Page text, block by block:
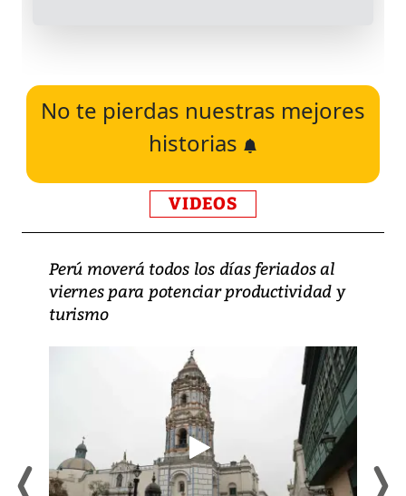
No te pierdas nuestras mejores
historias
VIDEOS
Perú moverá todos los días feriados al
viernes para potenciar productividad y
turismo